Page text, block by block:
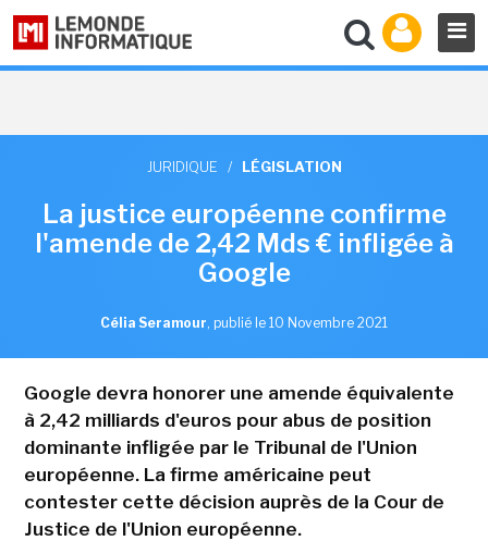
JURIDIQUE / LÉGISLATION
La justice européenne confirme
l'amende de 2,42 Mds € infligée à
Google
Célia Seramour, publié le 10 Novembre 2021
Google devra honorer une amende équivalente
à 2,42 milliards d'euros pour abus de position
dominante infligée par le Tribunal de l'Union
européenne. La firme américaine peut
contester cette décision auprès de la Cour de
Justice de l'Union européenne.